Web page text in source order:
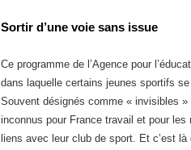
Sortir d’une voie sans issue
Ce programme de l’Agence pour
dans laquelle certains jeunes sportifs
Souvent désignés comme « invisibles
inconnus pour France travail et pour
liens avec leur club de sport. Et c’est